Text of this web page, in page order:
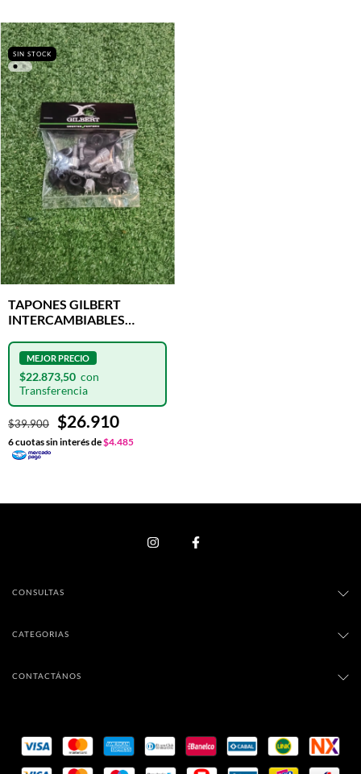
SIN STOCK
TAPONES GILBERT
INTERCAMBIABLES
10 UNIDADES
$39.900 $26.910
$22.873,50
6cuotas sin interés de$4.485
CONSULTAS
CATEGORIAS
CONTACTÁNOS